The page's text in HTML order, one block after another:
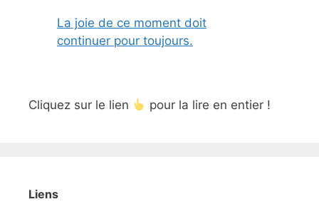
La joie de ce moment doit
continuer pour toujours.
Cliquez sur le lien pour la lire en entier !
Liens